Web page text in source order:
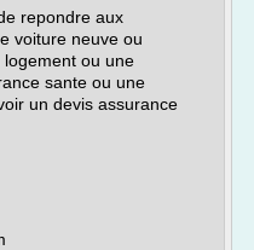
repondre aux
voiture neuve ou
ou une
sante ou une
un devis assurance